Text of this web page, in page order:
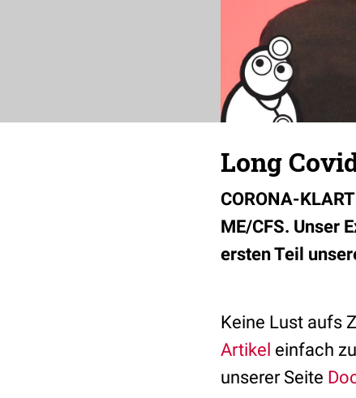
Long
CORONA-
ME/CFS. Unser
ersten Teil
Keine Lust aufs
Artikel einfach
unserer Seite